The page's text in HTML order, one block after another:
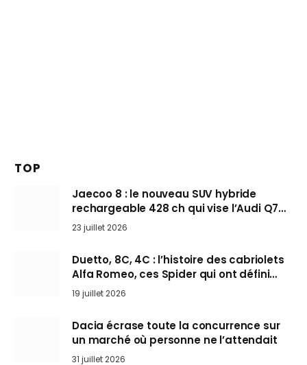
TOP
Jaecoo 8 : le nouveau SUV hybride
rechargeable 428 ch qui vise l’Audi Q7
arrive en Europe cet automne
23 juillet 2026
Duetto, 8C, 4C : l’histoire des cabriolets
Alfa Romeo, ces Spider qui ont défini
l’art de rouler cheveux au vent
19 juillet 2026
Dacia écrase toute la concurrence sur
un marché où personne ne l’attendait
31 juillet 2026